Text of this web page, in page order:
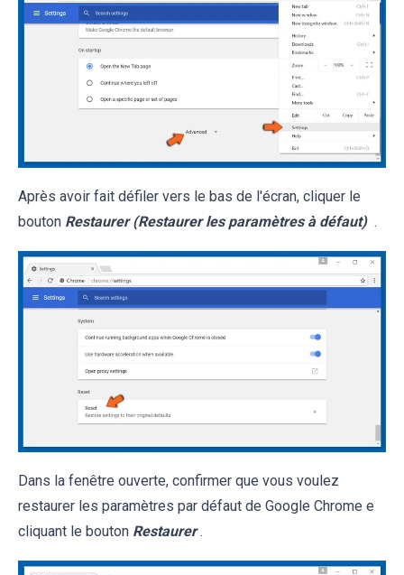
Après avoir fait défiler vers le bas de l'écran, cliquer le
bouton Restaurer (Restaurer les paramètres à défaut) .
Dans la fenêtre ouverte, confirmer que vous voulez
restaurer les paramètres par défaut de Google Chrome e
cliquant le bouton Restaurer .